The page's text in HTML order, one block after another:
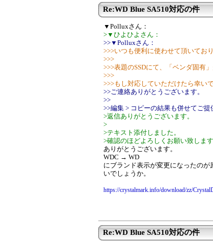
Re:WD Blue SA510対応の件
▼Polluxさん：
>▼ひよひよさん：
>>▼Polluxさん：
>>>いつも便利に使わせて頂いており
>>>
>>>表題のSSDにて、「ベンダ固有
>>>
>>>もし対応していただけたら幸いで
>>ご連絡ありがとうございます。
>>
>>編集 > コピーの結果も併せてご提
>返信ありがとうございます。
>
>テキスト添付しました。
>確認のほどよろしくお願い致します
ありがとうございます。
WDC → WD
にブランド表示が変更になったの
いでしょうか。
https://crystalmark.info/download/zz/
Re:WD Blue SA510対応の件